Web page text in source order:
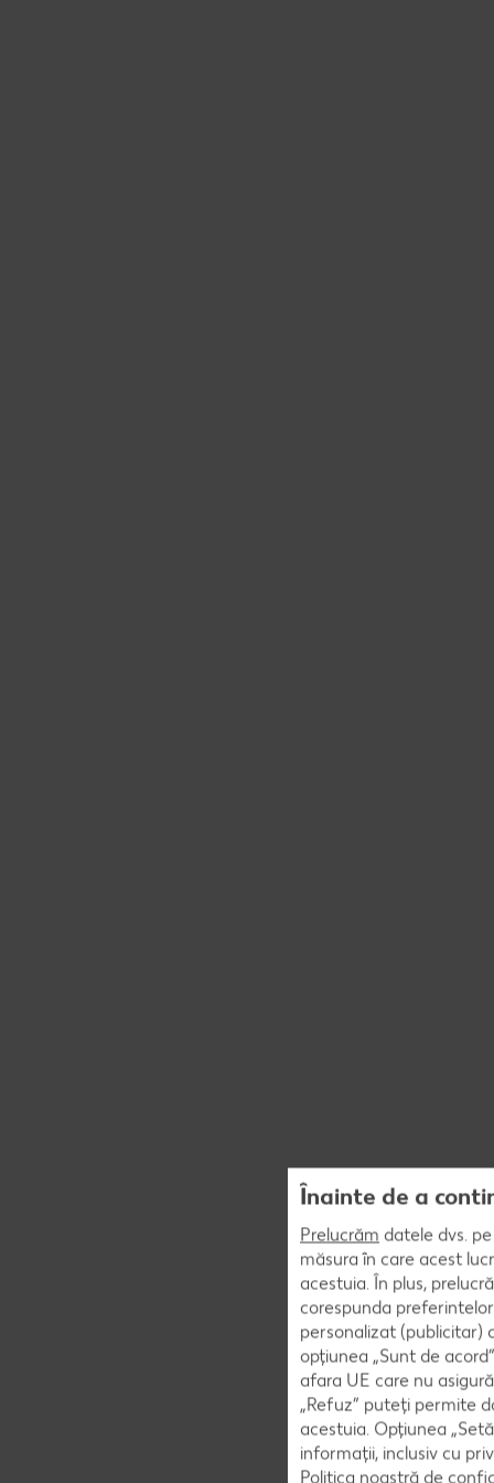
Înainte de a
Prelucrăm datele dvs.
măsura în care acest
acestuia. În plus,
corespunda
personalizat (publicitar)
opțiunea „Sunt de
afara UE care nu
„Refuz” puteți permite
acestuia. Opțiunea
informații, inclusiv cu
Politica noastră de